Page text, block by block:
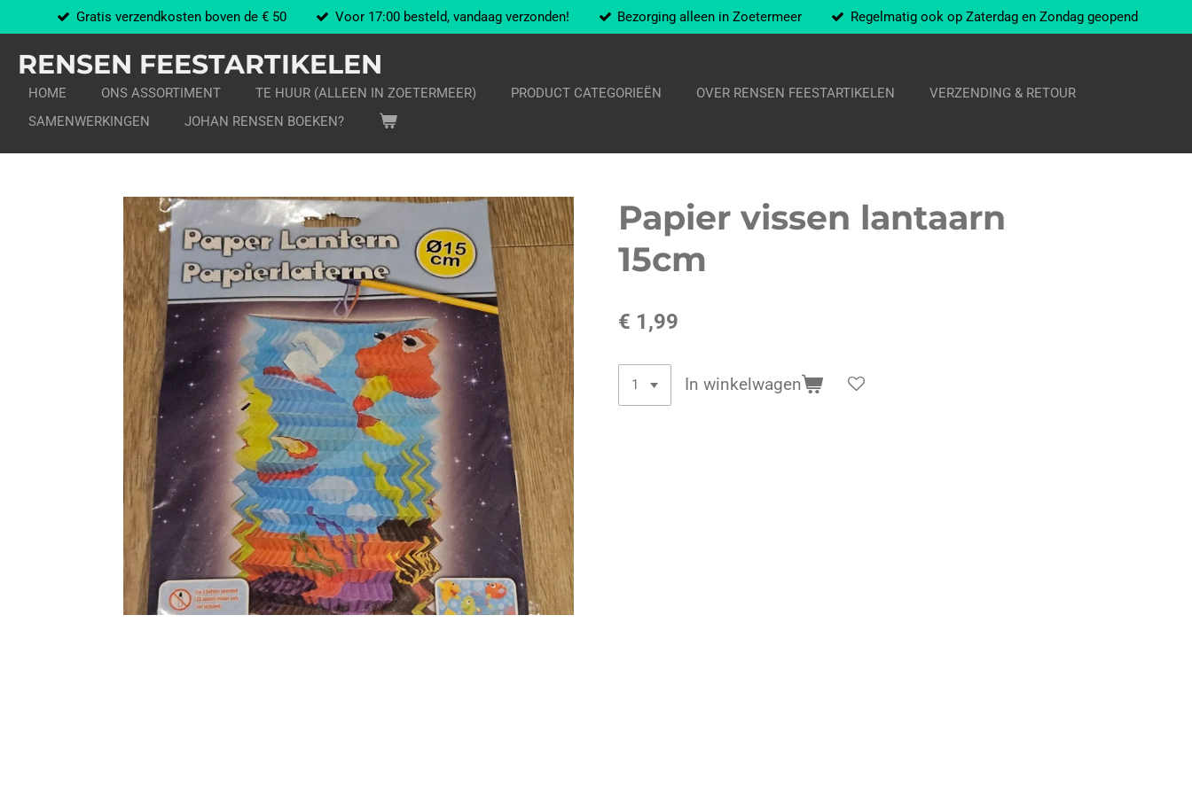
direct
naar
de
hoofdinhoud
Gratis verzendkosten boven de € 50 Voor 17:00 besteld, vandaag verzonden! Bezorging alleen in Zoetermeer Regelmatig ook op Zaterdag en Zondag geopend
RENSEN FEESTARTIKELEN
HOME ONS ASSORTIMENT TE HUUR (ALLEEN IN ZOETERMEER) PRODUCT CATEGORIEËN OVER RENSEN FEESTARTIKELEN
VERZENDING & RETOUR
SAMENWERKINGEN
JOHAN RENSEN BOEKEN?
Papier vissen lantaarn
15cm
€ 1,99
In winkelwagen